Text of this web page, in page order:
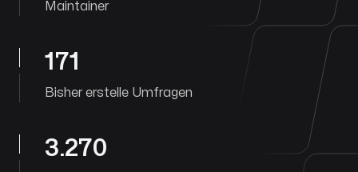
Maintainer
Bisher erstelle Umfragen
171
3.270